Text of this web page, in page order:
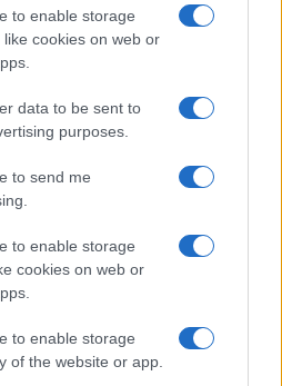
to enable storage
cookies on web or
data to be sent to
purposes.
to send me
to enable storage
cookies on web or
to enable storage
of the website or app.
in Italia.
quella sulle
che richiedono un diverso
Agli allegroni
paro paro la cura
va ricordato, come
chilometri quadrati di
tutte le foreste) abbia 10
mentre l’Italia su una
quadri ha 60 milioni